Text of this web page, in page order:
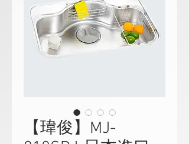
【瑋俊】MJ-